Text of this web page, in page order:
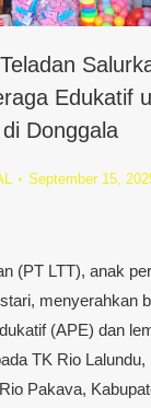
Edukatif
Donggala
September 15,
(PT LTT), anak
menyerahkan
(APE) dan
TK Rio Lalundu,
Pakava,